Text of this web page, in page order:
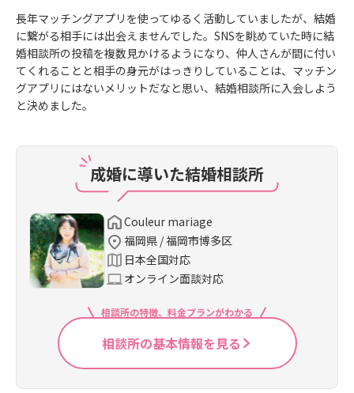
長年マッチングアプリを使ってゆるく活動していましたが、結婚
に繋がる相手には出会えませんでした。SNSを眺めていた時に結
婚相談所の投稿を複数見かけるようになり、仲人さんが間に付い
てくれることと相手の身元がはっきりしていることは、マッチン
グアプリにはないメリットだなと思い、結婚相談所に入会しよう
と決めました。
成婚に導いた結婚相談所
Couleur mariage
福岡県 / 福岡市博多区
日本全国対応
オンライン面談対応
相談所の特徴、料金プランがわかる
相談所の基本情報を見る